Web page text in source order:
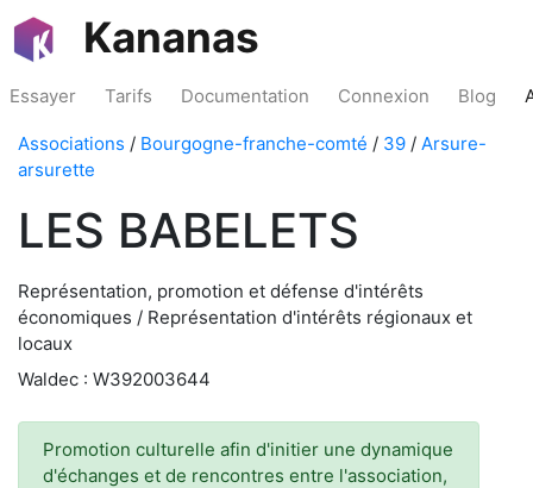
Kananas
Essayer Tarifs Documentation Connexion Blog
Associations / Bourgogne-franche-comté / 39 / Arsure-
arsurette
LES BABELETS
Représentation, promotion et défense d'intérêts
économiques / Représentation d'intérêts régionaux et
locaux
Waldec : W392003644
Promotion culturelle afin d'initier une dynamique
d'échanges et de rencontres entre l'association,